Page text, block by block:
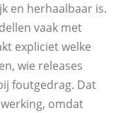
en herhaalbaar is.
vaak met
expliciet welke
wie releases
foutgedrag. Dat
omdat